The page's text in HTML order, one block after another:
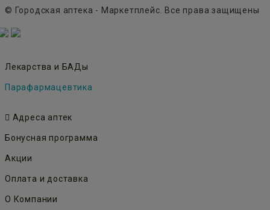
© Городская аптека - Маркетплейс. Все права защищены
Лекарства и БАДы
Парафармацевтика
Адреса аптек
Бонусная программа
Акции
Оплата и доставка
О Компании